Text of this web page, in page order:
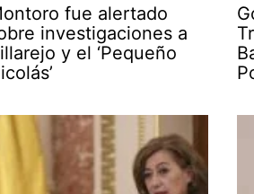
fue alertado
investigaciones a
y el ‘Pequeño